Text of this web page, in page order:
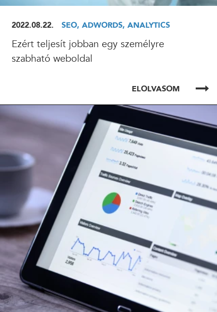
2022.08.22. SEO, ADWORDS, ANALYTICS
Ezért teljesít jobban egy személyre
szabható weboldal
ELOLVASOM
ELOLVASOM